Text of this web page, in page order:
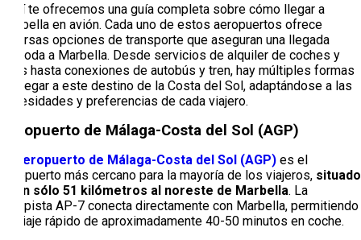
Aquí te ofrecemos una guía completa sobre cómo llegar a
Marbella en avión. Cada uno de estos aeropuertos ofrece
diversas opciones de transporte que aseguran una llegada
cómoda a Marbella. Desde servicios de alquiler de coches y
taxis hasta conexiones de autobús y tren, hay múltiples formas
de llegar a este destino de la Costa del Sol, adaptándose a las
necesidades y preferencias de cada viajero.
Aeropuerto de Málaga-Costa del Sol (AGP)
Aeropuerto de Málaga-Costa del Sol (AGP) es el
aeropuerto más cercano para la mayoría de los viajeros, situado
a tan sólo 51 kilómetros al noreste de Marbella. La
autopista AP-7 conecta directamente con Marbella, permitiendo
un viaje rápido de aproximadamente 40-50 minutos en coche.